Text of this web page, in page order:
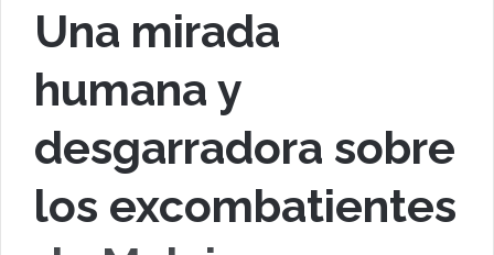
Una mirada
humana y
desgarradora sobre
los excombatientes